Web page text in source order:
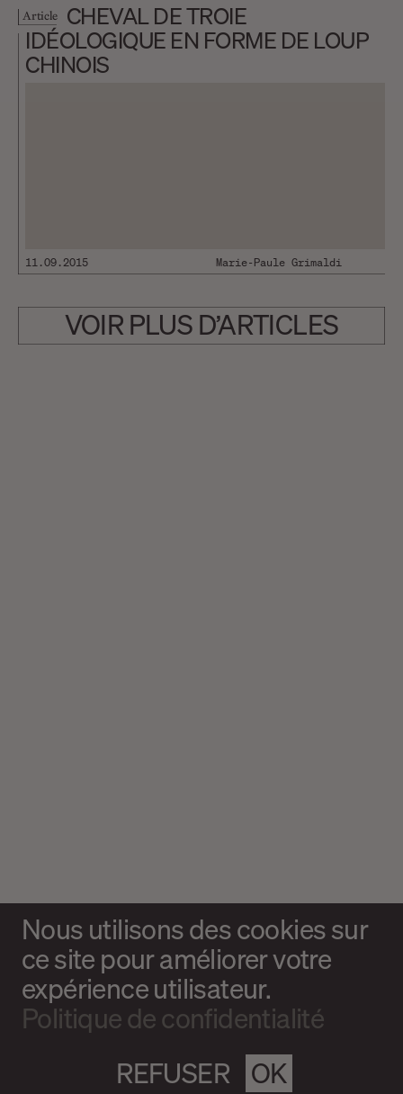
Article
CHEVAL DE TROIE
IDÉOLOGIQUE EN FORME DE LOUP
CHINOIS
11.09.2015 Marie-Paule Grimaldi
VOIR PLUS D’ARTICLES
Nous utilisons des cookies sur
ce site pour améliorer votre
expérience utilisateur.
Politique de confidentialité
OK
REFUSER